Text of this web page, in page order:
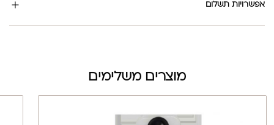
אפשרויות תשלום
מוצרים משלימים